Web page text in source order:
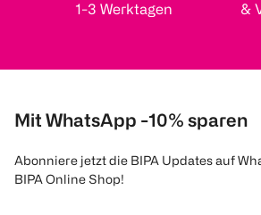
1-3 Werktagen
&
Mit WhatsApp -10% sparen
Abonniere jetzt die BIPA Updates auf
BIPA Online Shop!